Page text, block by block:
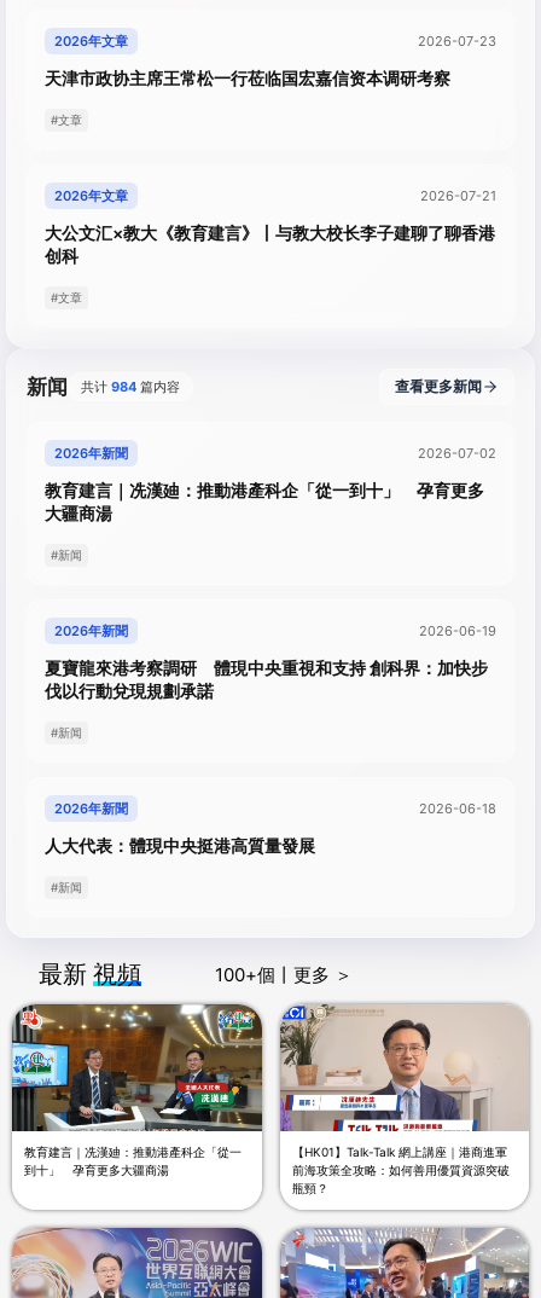
2026年文章 2026-07-23
天津市政协主席王常松一行莅临国宏嘉信资本调研考察
#文章
2026年文章 2026-07-21
大公文汇×教大《教育建言》丨与教大校长李子建聊了聊香港
创科
#文章
新闻 共计 984 篇内容 查看更多新闻
2026年新聞 2026-07-02
教育建言｜冼漢廸：推動港產科企「從一到十」 孕育更多
大疆商湯
#新闻
2026年新聞 2026-06-19
夏寶龍來港考察調研 體現中央重視和支持 創科界：加快步
伐以行動兌現規劃承諾
#新闻
2026年新聞 2026-06-18
人大代表：體現中央挺港高質量發展
#新闻
最新 視頻 100+個丨更多 ＞
教育建言｜冼漢廸：推動港產科企「從一
到十」 孕育更多大疆商湯
【HK01】Talk-Talk 網上講座｜港商進軍
前海攻策全攻略：如何善用優質資源突破
瓶頸？